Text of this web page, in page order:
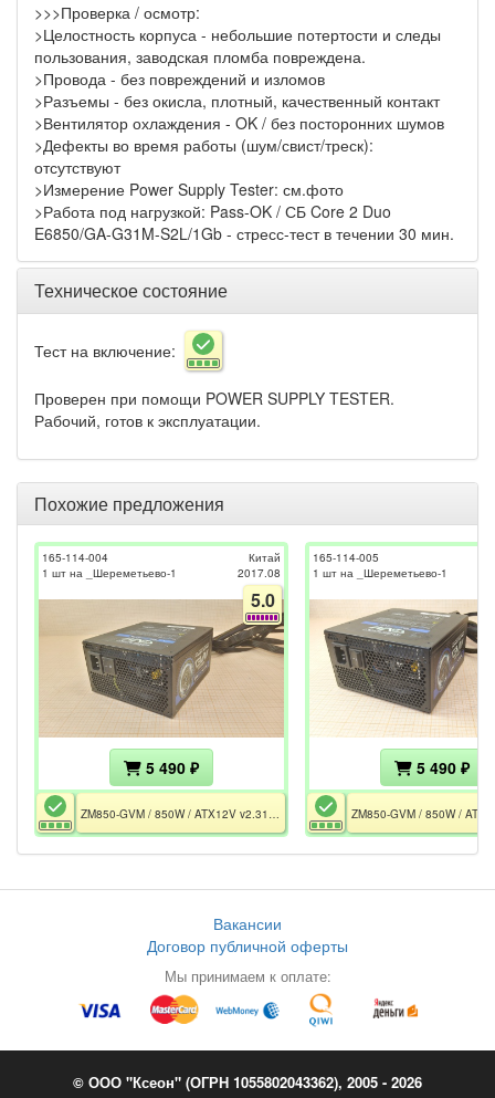
>>>Проверка / осмотр:
>Целостность корпуса - небольшие потертости и следы
пользования, заводская пломба повреждена.
>Провода - без повреждений и изломов
>Разъемы - без окисла, плотный, качественный контакт
>Вентилятор охлаждения - OK / без посторонних шумов
>Дефекты во время работы (шум/свист/треск):
отсутствуют
>Измерение Power Supply Tester: см.фото
>Работа под нагрузкой: Pass-OK / СБ Core 2 Duo
E6850/GA-G31M-S2L/1Gb - стресс-тест в течении 30 мин.
Техническое состояние
Тест на включение:
Проверен при помощи POWER SUPPLY TESTER.
Рабочий, готов к эксплуатации.
Похожие предложения
165-114-004
1 шт на _Шереметьево-1
Китай
2017.08
5.0
5 490 ₽
ZM850-GVM / 850W / ATX12V v2.31 / EAC / CE
165-114-005
1 шт на _Шереметьево-1
5 490 ₽
Вакансии
Договор публичной оферты
Мы принимаем к оплате:
© ООО "Ксеон" (ОГРН 1055802043362), 2005 - 2026